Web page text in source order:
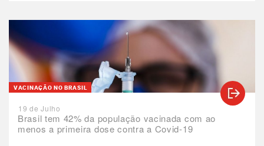
Brasil tem 42% da população vacinada com ao
menos a primeira dose contra a Covid-19
VACINAÇÃO NO BRASIL
19 de Julho